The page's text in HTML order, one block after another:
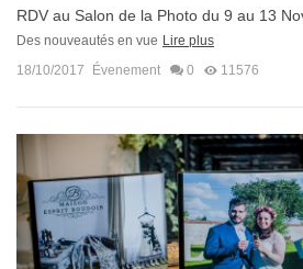
RDV au Salon de la Photo du 9 au 13
Des nouveautés en vue Lire plus
18/10/2017
Évenement 0 11576